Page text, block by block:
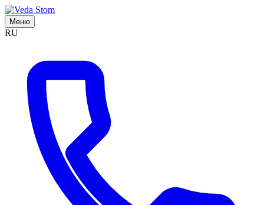
Меню
RU